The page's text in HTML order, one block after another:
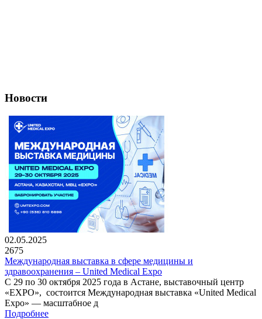
Новости
02.05.2025
2675
Международная выставка в сфере медицины и
здравоохранения – United Medical Expo
С 29 по 30 октября 2025 года в Астане, выставочный центр
«EXPO», состоится Международная выставка «United Medical
Expo» — масштабное д
Подробнее